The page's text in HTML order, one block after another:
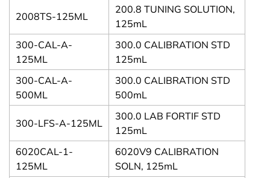
2008TS-125ML
200.8 TUNING SOLUTION,
125mL
300-CAL-A-
125ML
300.0 CALIBRATION STD
125mL
300-CAL-A-
500ML
300.0 CALIBRATION STD
500mL
300-LFS-A-125ML
300.0 LAB FORTIF STD
125mL
6020CAL-1-
125ML
6020V9 CALIBRATION
SOLN, 125mL